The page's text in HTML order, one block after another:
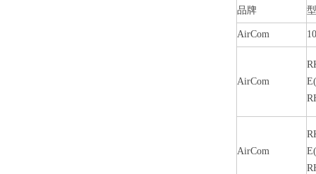
品牌
AirCom
AirCom
AirCom